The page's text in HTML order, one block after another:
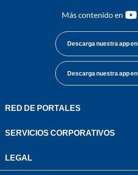
Más contenido en
Descarga nuestra app en
Descarga nuestra app en
RED DE PORTALES
SERVICIOS CORPORATIVOS
LEGAL